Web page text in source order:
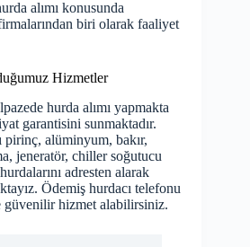
alımı konusunda
biri olarak faaliyet
Hizmetler
hurda alımı yapmakta
garantisini sunmaktadır.
pirinç, alüminyum, bakır,
jeneratör, chiller soğutucu
adresten alarak
Ödemiş hurdacı telefonu
güvenilir hizmet alabilirsiniz.